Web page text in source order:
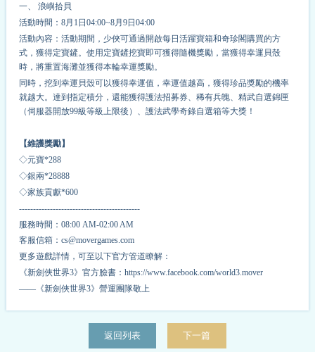
一、 浪嶼拾貝
活動時間：8月1日04:00~8月9日04:00
活動內容：活動期間，少俠可通過開啟每日活躍寶箱和奇珍閣購買的方
式，獲得定寶鏟。使用定寶鏟挖寶即可獲得隨機獎勵，當獲得幸運貝殼
時，將重置海灘並獲得本輪幸運獎勵。
同時，挖到幸運貝殼可以獲得幸運值，幸運值越高，獲得珍品獎勵的機率
就越大。達到指定積分，還能獲得護法招募券、稀有兵魄、精武自選錦匣
（伺服器開放99級等級上限後）、護法武學奇錄自選箱等大獎！
【維護獎勵】
◇元寶*288
◇銀兩*28888
◇家族貢獻*600
-------------------------------------------
服務時間：08:00 AM-02:00 AM
客服信箱：cs@movergames.com
更多遊戲詳情，可至以下官方管道瞭解：
《新劍俠世界3》官方臉書：https://www.facebook.com/world3.mover
——《新劍俠世界3》營運團隊敬上
返回列表 下一篇